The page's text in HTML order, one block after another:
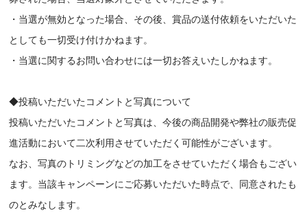
・当選が無効となった場合、その後、賞品の送付依頼をいただいた
としても一切受け付けかねます。
・当選に関するお問い合わせには一切お答えいたしかねます。
◆投稿いただいたコメントと写真について
投稿いただいたコメントと写真は、今後の商品開発や弊社の販売促
進活動において二次利用させていただく可能性がございます。
なお、写真のトリミングなどの加工をさせていただく場合もござい
ます。当該キャンペーンにご応募いただいた時点で、同意されたも
のとみなします。